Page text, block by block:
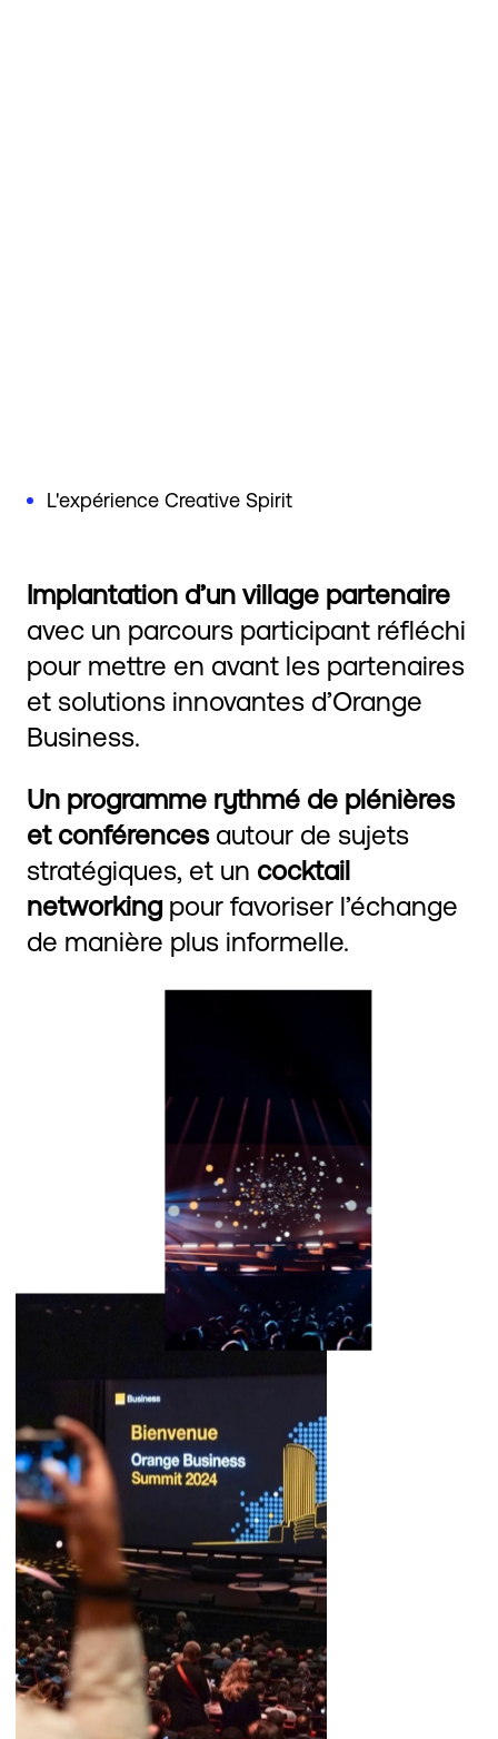
L'expérience Creative Spirit
Implantation d’un village partenaire
avec un parcours participant réfléchi
pour mettre en avant les partenaires
et solutions innovantes d’Orange
Business.
Un programme rythmé de plénières
et conférencesautour de sujets
stratégiques, et un cocktail
networking pour favoriser l’échange
de manière plus informelle.